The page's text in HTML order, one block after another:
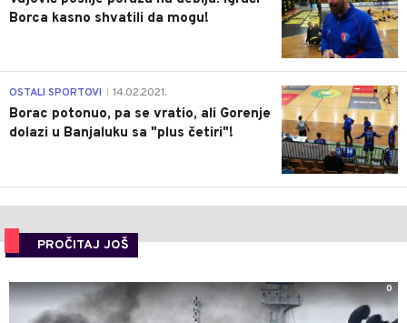
Borca kasno shvatili da mogu!
3
OSTALI SPORTOVI 14.02.2021.
Borac potonuo, pa se vratio, ali Gorenje
dolazi u Banjaluku sa "plus četiri"!
PROČITAJ JOŠ
0